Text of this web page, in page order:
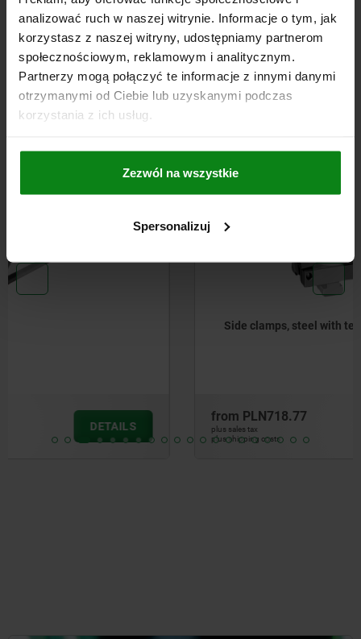
analizować ruch w naszej witrynie. Informacje o tym, jak
korzystasz z naszej witryny, udostępniamy partnerom
społecznościowym, reklamowym i analitycznym.
Partnerzy mogą połączyć te informacje z innymi danymi
otrzymanymi od Ciebie lub uzyskanymi podczas
korzystania z ich usług.
Zezwól na wszystkie
Spersonalizuj
CAD
DOWNLOADS
Other customers also bought
04520
Side clamps, steel with tension lever and slot key
PLN718.77
plus shipping costs